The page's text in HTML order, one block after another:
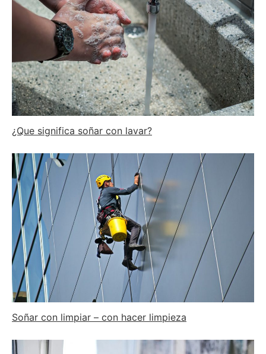
¿Que significa soñar con lavar?
Soñar con limpiar – con hacer limpieza